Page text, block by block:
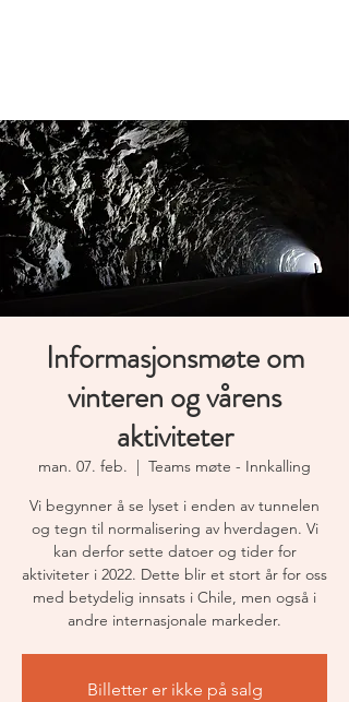
Informasjonsmøte om
vinteren og vårens
aktiviteter
man. 07. feb.
  |
Teams møte - Innkalling
Vi begynner å se lyset i enden av tunnelen
og tegn til normalisering av hverdagen. Vi
kan derfor sette datoer og tider for
aktiviteter i 2022. Dette blir et stort år for oss
med betydelig innsats i Chile, men også i
andre internasjonale markeder.
Billetter er ikke på salg